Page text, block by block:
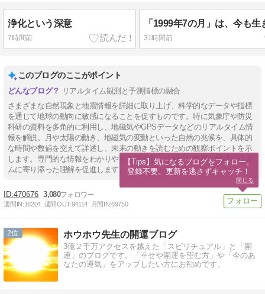
浄化という深意
7時間前
「1999年7の月」は、今も生
31時間前
このブログのここがポイント
リアルタイム観測と予測指標の融合
さまざまな自然現象と地震情報を詳細に取り上げ、科学的なデータや指標
を通じて地球の動向に敏感になることを促すものです。特に気象庁や防災
科研の資料を多角的に利用し、地磁気やGPSデータなどのリアルタイム情
報を解説。月や太陽の動き、地磁気の変動といった自然の兆候を、具体的
な時間や数値を交えて詳述し、未来の動きを読むための観察ポイントを示
します。専門的な情報をわかりやすく伝えることで、自然界と地球のリズ
ムに寄り添った理解を促進します。
470676 3,080
週間IN:16204 週間OUT:94114 月間IN:69750
2 ホウホウ先生の開運ブログ
3億２千万アクセスを越えた「スピリチュアル」と「開
運」のブログです。「幸せや開運を望む方」や「今のあ
なたの運気」をアップしたい方にお勧めです。
【Tips】気になるブログをフォロー。
登録不要。更新を逃さずキャッチ！
閉じる